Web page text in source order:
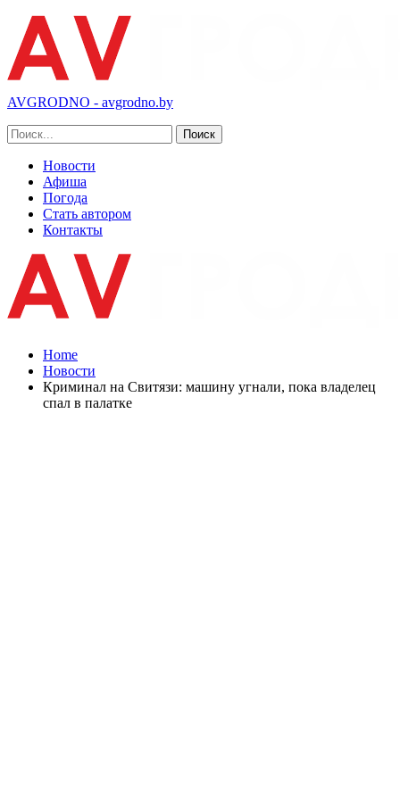
AVGRODNO - avgrodno.by
Новости
Афиша
Погода
Стать автором
Контакты
Home
Новости
Криминал на Свитязи: машину угнали, пока владелец
спал в палатке